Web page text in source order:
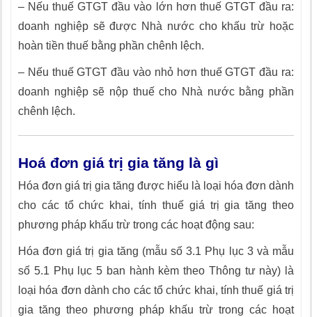
– Nếu thuế GTGT đầu vào lớn hơn thuế GTGT đầu ra:
doanh nghiệp sẽ được Nhà nước cho khấu trừ hoặc
hoàn tiền thuế bằng phần chênh lệch.
– Nếu thuế GTGT đầu vào nhỏ hơn thuế GTGT đầu ra:
doanh nghiệp sẽ nộp thuế cho Nhà nước bằng phần
chênh lệch.
Hoá đơn giá trị gia tăng là gì
Hóa đơn giá trị gia tăng được hiểu là loại hóa đơn dành
cho các tổ chức khai, tính thuế giá trị gia tăng theo
phương pháp khấu trừ trong các hoạt động sau:
Hóa đơn giá trị gia tăng (mẫu số 3.1 Phụ lục 3 và mẫu
số 5.1 Phụ lục 5 ban hành kèm theo Thông tư này) là
loại hóa đơn dành cho các tổ chức khai, tính thuế giá trị
gia tăng theo phương pháp khấu trừ trong các hoạt